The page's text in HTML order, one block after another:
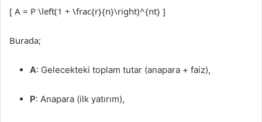
[ A = P \left(1 + \frac{r}{n}\right)^{nt} ]
Burada;
A: Gelecekteki toplam tutar (anapara + faiz),
P: Anapara (ilk yatırım),